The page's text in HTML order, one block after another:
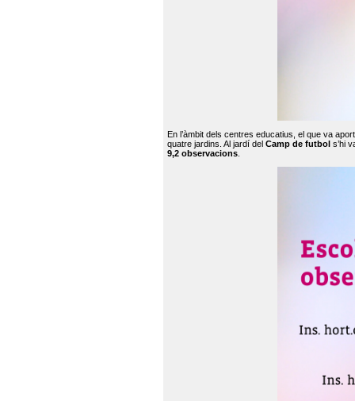
En l’àmbit dels centres educatius, el que va
quatre jardins. Al jardí del Camp de futbol s’hi
9,2 observacions